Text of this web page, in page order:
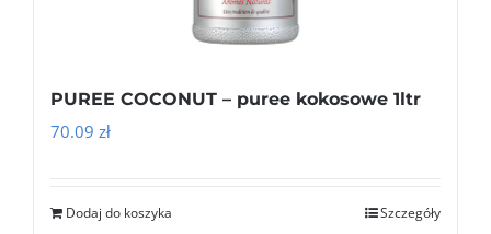
PUREE COCONUT – puree kokosowe 1ltr
70.09 zł
Dodaj do koszyka Szczegóły